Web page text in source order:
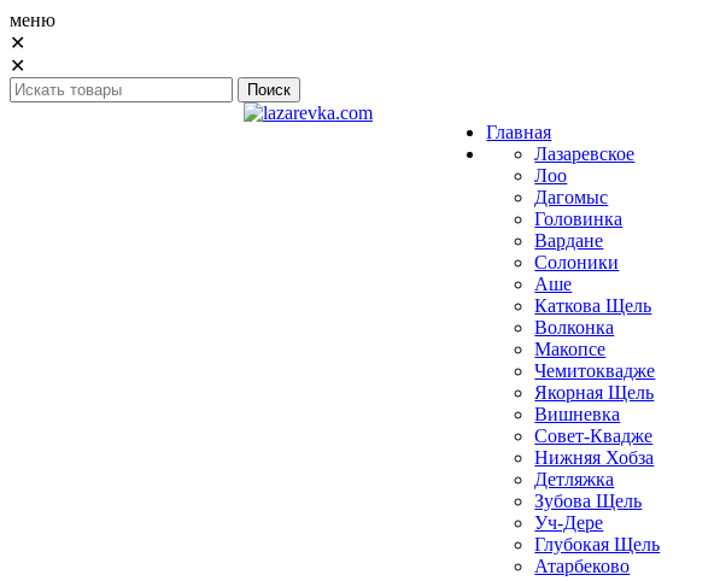
меню
✕
✕
Главная
Лазаревское
Лоо
Дагомыс
Головинка
Вардане
Солоники
Аше
Каткова Щель
Волконка
Макопсе
Чемитоквадже
Якорная Щель
Вишневка
Совет-Квадже
Нижняя Хобза
Детляжка
Зубова Щель
Уч-Дере
Глубокая Щель
Атарбеково